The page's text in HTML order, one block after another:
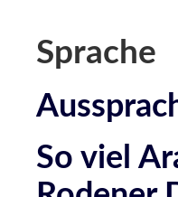
Sprache
So viel